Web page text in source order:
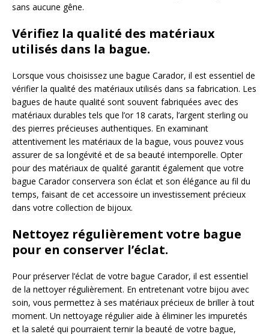
sans aucune gêne.
Vérifiez la qualité des matériaux
utilisés dans la bague.
Lorsque vous choisissez une bague Carador, il est essentiel de
vérifier la qualité des matériaux utilisés dans sa fabrication. Les
bagues de haute qualité sont souvent fabriquées avec des
matériaux durables tels que l’or 18 carats, l’argent sterling ou
des pierres précieuses authentiques. En examinant
attentivement les matériaux de la bague, vous pouvez vous
assurer de sa longévité et de sa beauté intemporelle. Opter
pour des matériaux de qualité garantit également que votre
bague Carador conservera son éclat et son élégance au fil du
temps, faisant de cet accessoire un investissement précieux
dans votre collection de bijoux.
Nettoyez régulièrement votre bague
pour en conserver l’éclat.
Pour préserver l’éclat de votre bague Carador, il est essentiel
de la nettoyer régulièrement. En entretenant votre bijou avec
soin, vous permettez à ses matériaux précieux de briller à tout
moment. Un nettoyage régulier aide à éliminer les impuretés
et la saleté qui pourraient ternir la beauté de votre bague,